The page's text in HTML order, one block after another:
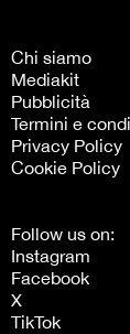
Chi siamo
Mediakit
Pubblicità
Termini e
Privacy Policy
Cookie Policy
Follow us on:
Instagram
Facebook
X
TikTok